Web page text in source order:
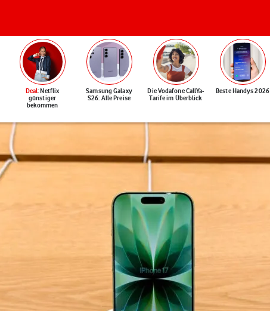
Deal: Netflix
günstiger
bekommen
Samsung Galaxy
S26: Alle Preise
Die Vodafone CallYa-
Tarife im Überblick
Beste Handys 2026